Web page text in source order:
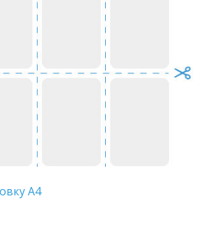
A4